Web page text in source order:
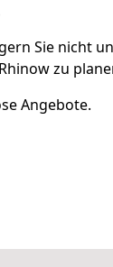
Sie nicht
zu
Angebote.